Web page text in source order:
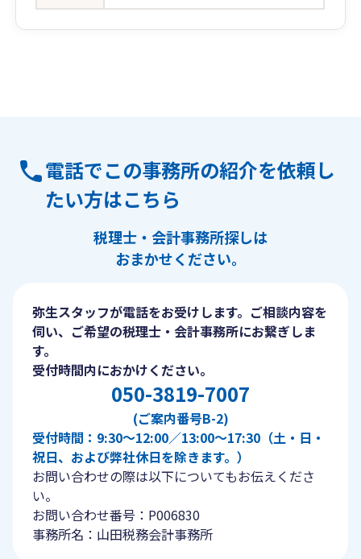
電話でこの事務所の紹介を依頼し
たい方はこちら
税理士・会計事務所探しは
おまかせください。
弥生スタッフが電話をお受けします。ご相談内容を
伺い、ご希望の税理士・会計事務所にお繋ぎしま
す。
受付時間内におかけください。
050-3819-7007
(ご案内番号B-2)
受付時間：9:30〜12:00／13:00〜17:30（土・日・
祝日、および弊社休日を除きます。）
お問い合わせの際は以下についてもお伝えくださ
い。
お問い合わせ番号：P006830
事務所名：山田税務会計事務所